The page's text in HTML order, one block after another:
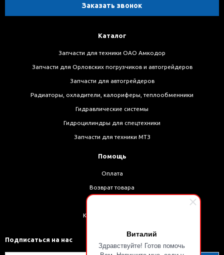
Виталий
Здравствуйте! Готов помочь
Заказать звонок
Каталог
Запчасти для техники ОАО Амкодор
Запчасти для Орловских погрузчиков и автогрейдеров
Запчасти для автогрейдеров
Радиаторы, охладители, калориферы, теплообменники
Гидравлические системы
Гидроцилиндры для спецтехники
Запчасти для техники МТЗ
Помощь
Оплата
Возврат товара
Как оформить заказ
Подписаться на нас